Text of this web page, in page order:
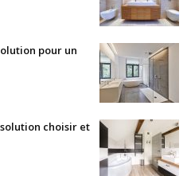
pour un
choisir et